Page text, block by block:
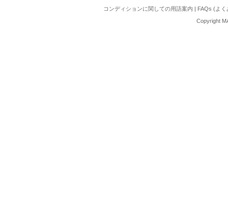
コンディションに関しての用語案内 | FAQs (よ
Copyright